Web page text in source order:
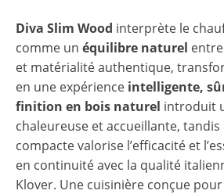
Diva Slim Wood interprète le
comme un équilibre naturel
et matérialité authentique,
en une expérience intelligente,
finition en bois naturel introduit
chaleureuse et accueillante,
compacte valorise l’efficacité et
en continuité avec la qualité
Klover. Une cuisinière conçue